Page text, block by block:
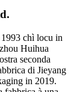
chì locu in
Huihua
seconda
di Jieyang
in 2019.